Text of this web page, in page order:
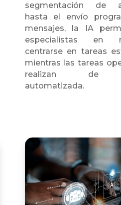
segmentación de
hasta el envío
mensajes, la IA
especialistas en
centrarse en tareas
mientras las tareas
realizan de
automatizada.